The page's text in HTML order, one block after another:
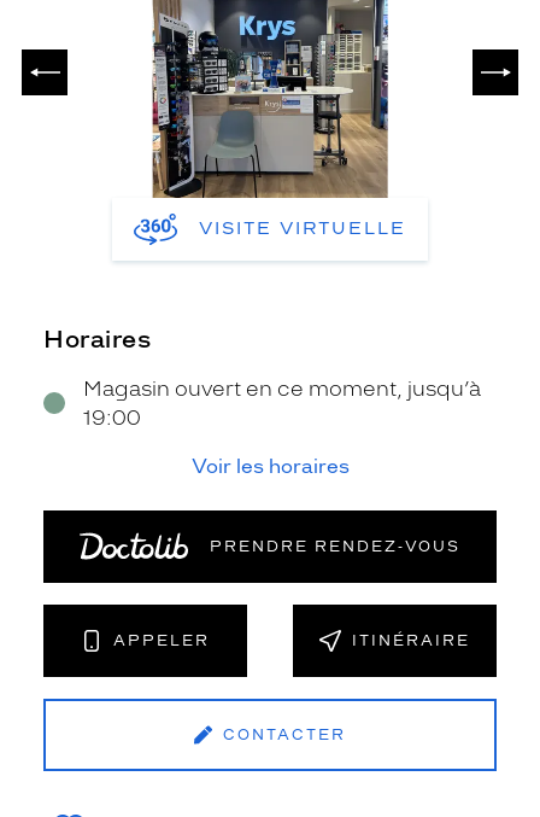
PRÉCÉDENT
VISITE VIRTUELLE
Horaires
Magasin ouvert en ce moment, jusqu’à
19:00
Voir les horaires
PRENDRE RENDEZ‑VOUS
APPELER ITINÉRAIRE
CONTACTER